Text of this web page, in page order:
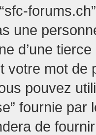
une
d’une
votre mot de
pouvez
fournie par
de